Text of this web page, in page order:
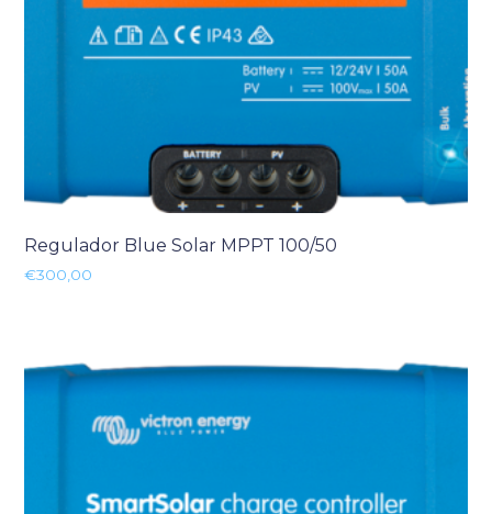
Regulador Blue Solar MPPT 100/50
€300,00